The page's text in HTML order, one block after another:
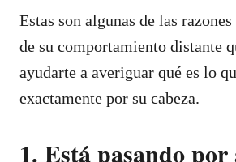
Estas son algunas de las
de su comportamiento distante
ayudarte a averiguar qué es lo
exactamente por su cabeza.
1. Está pasando por